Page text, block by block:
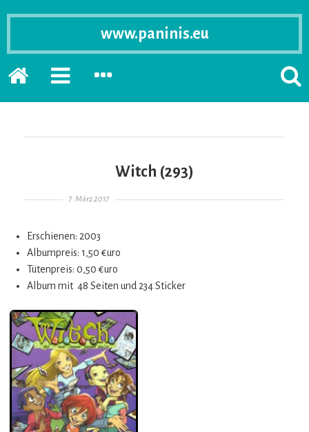
www.paninis.eu
Startseite
PRIMÄRE
ERWEITERN
SEKUNDÄRE
ERWEITERN
Witch (293)
Gepostet am
7. März 2017
Erschienen: 2003
Albumpreis: 1,50 €uro
Tütenpreis: 0,50 €uro
Album mit 48 Seiten und 234 Sticker